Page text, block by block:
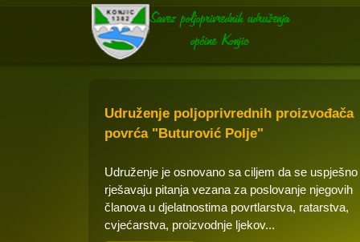
Udruženje poljoprivrednih proizvođača
povrća "Buturović Polje"
Udruženje je osnovano sa ciljem da se uspješno
rješavaju pitanja vezana za poslovanje njegovih
članova u djelatnostima povrtlarstva, ratarstva,
cvjećarstva, proizvodnje ljekov...